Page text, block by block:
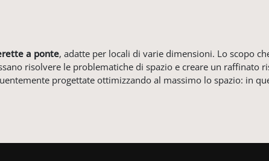
a ponte, adatte per locali di varie dimensioni. Lo scopo
risolvere le problematiche di spazio e creare un raffinato
progettate ottimizzando al massimo lo spazio: in